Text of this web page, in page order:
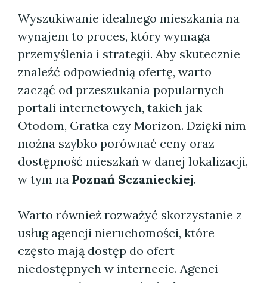
Wyszukiwanie idealnego mieszkania na
wynajem to proces, który wymaga
przemyślenia i strategii. Aby skutecznie
znaleźć odpowiednią ofertę, warto
zacząć od przeszukania popularnych
portali internetowych, takich jak
Otodom, Gratka czy Morizon. Dzięki nim
można szybko porównać ceny oraz
dostępność mieszkań w danej lokalizacji,
w tym na Poznań Sczanieckiej.
Warto również rozważyć skorzystanie z
usług agencji nieruchomości, które
często mają dostęp do ofert
niedostępnych w internecie. Agenci